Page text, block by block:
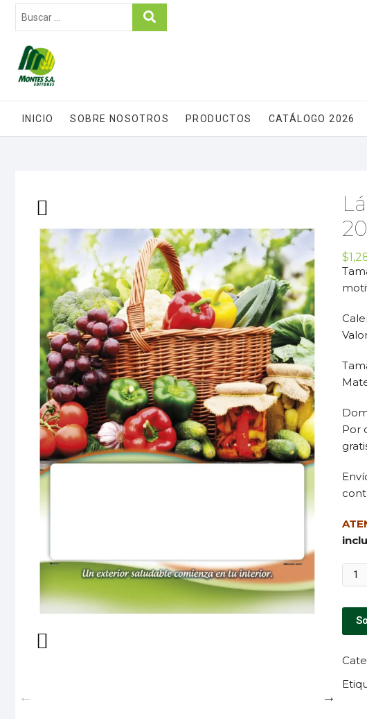
INICIO SOBRE NOSOTROS PRODUCTOS CATÁLOGO 2026
$
Por